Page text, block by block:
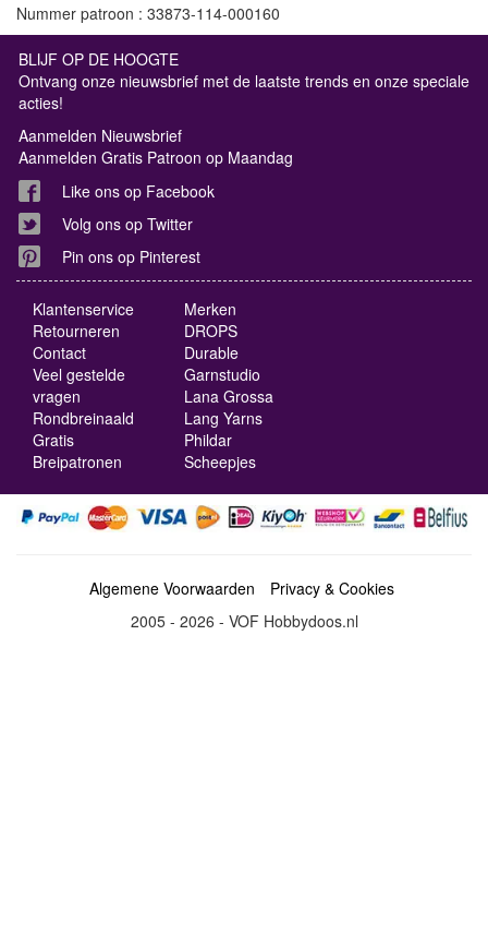
Nummer patroon : 33873-114-000160
BLIJF OP DE HOOGTE
Ontvang onze nieuwsbrief met de laatste trends en onze speciale
acties!
Aanmelden Nieuwsbrief
Aanmelden Gratis Patroon op Maandag
Like ons op Facebook
Volg ons op Twitter
Pin ons op Pinterest
Klantenservice
Retourneren
Contact
Veel gestelde
vragen
Rondbreinaald
Gratis
Breipatronen
Merken
DROPS
Durable
Garnstudio
Lana Grossa
Lang Yarns
Phildar
Scheepjes
Algemene Voorwaarden
Privacy & Cookies
2005 - 2026 - VOF Hobbydoos.nl